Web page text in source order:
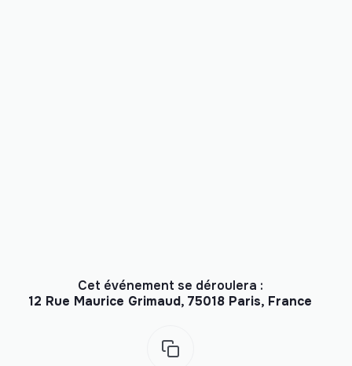
Cet événement se déroulera :
12 Rue Maurice Grimaud, 75018 Paris, France